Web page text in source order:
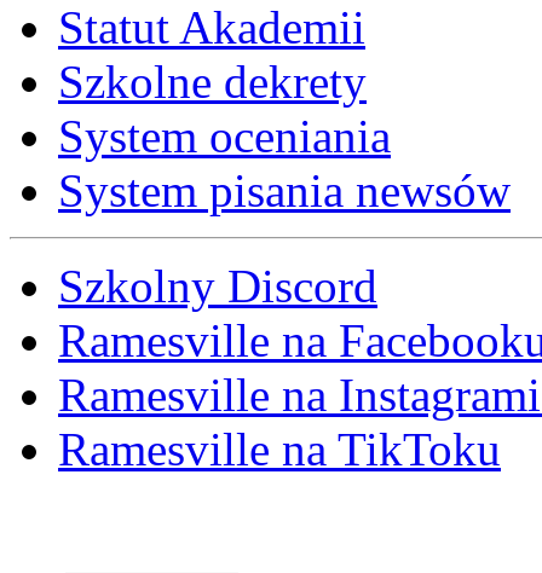
Statut Akademii
Szkolne dekrety
System oceniania
System pisania newsów
Szkolny Discord
Ramesville na
Ramesville na
Ramesville na TikToku